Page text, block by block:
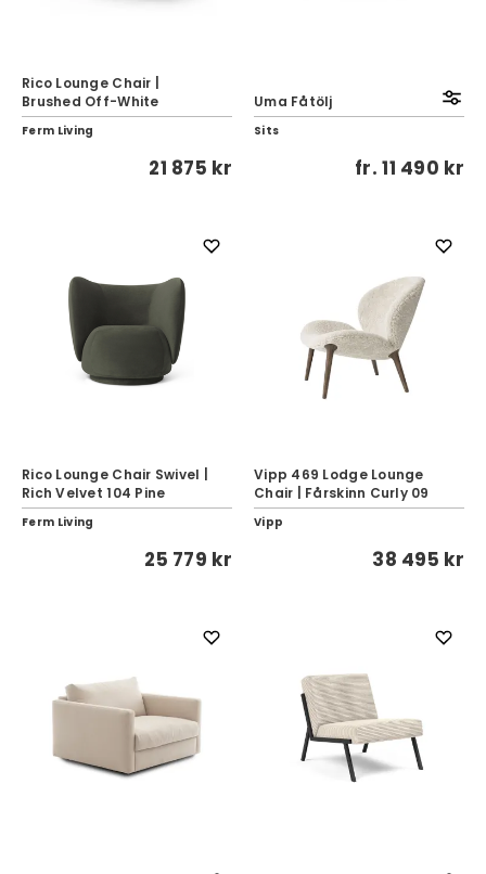
Rico Lounge Chair |
Brushed Off-White
Ferm Living
21 875 kr
Uma Fåtölj
Sits
fr.11 490 kr
Rico Lounge Chair Swivel |
Rich Velvet 104 Pine
Ferm Living
25 779 kr
Vipp 469 Lodge Lounge
Chair | Fårskinn Curly 09
Vipp
38 495 kr